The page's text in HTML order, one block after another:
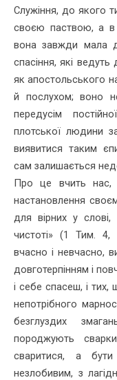
Служіння, до якого
своєю паствою, а в
вона завжди мала
спасіння, які
як апостольського
й послухом; воно
передусім
плотської людини
виявитися таким
сам залишається
Про це вчить нас,
настановлення
для вірних у
чистоті» (1 Тим. 4,
вчасно і невчасно,
довготерпінням і
і себе спасеш, і
непотрібного
безглуздих
породжують
сваритися, а
незлобивим, з